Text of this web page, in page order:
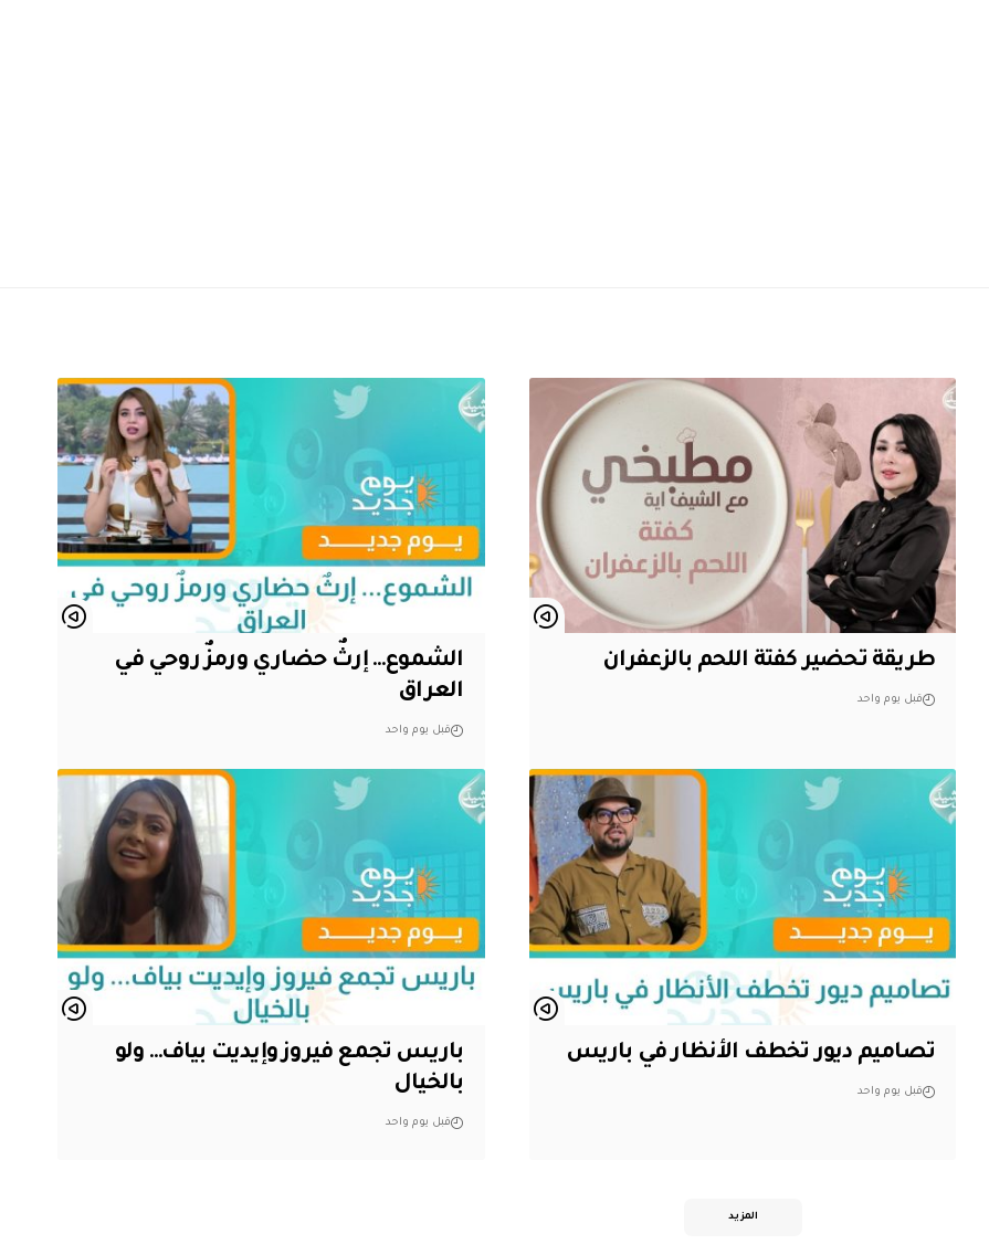
طريقة تحضير كفتة اللحم بالزعفران
قبل يوم واحد
الشموع… إرثٌ حضاري ورمزٌ روحي في
العراق
قبل يوم واحد
تصاميم ديور تخطف الأنظار في باريس
قبل يوم واحد
باريس تجمع فيروز وإيديت بياف… ولو
بالخيال
قبل يوم واحد
المزيد